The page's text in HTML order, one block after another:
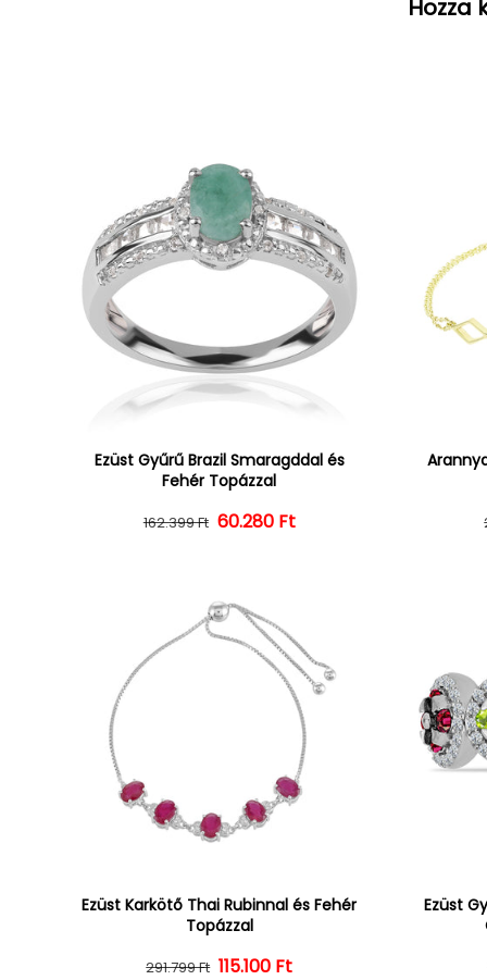
Hozza
Ezüst Gyűrű Brazil Smaragddal és
Fehér Topázzal
Normál ár
162.399 Ft Kedvezményes ár
60.280 Ft
Ezüst Karkötő Thai Rubinnal és Fehér
Topázzal
Normál ár
291.799 Ft Kedvezményes ár
115.100 Ft
Ezüst